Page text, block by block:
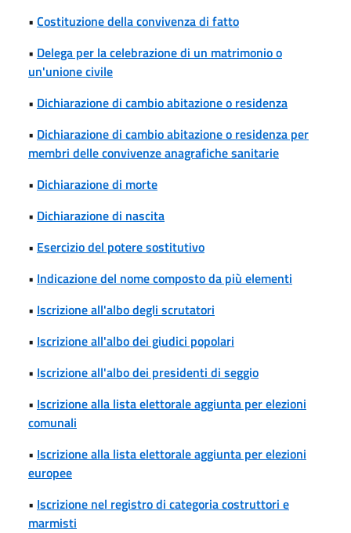
• Costituzione della convivenza di fatto
• Delega per la celebrazione di un matrimonio o
un'unione civile
• Dichiarazione di cambio abitazione o residenza
• Dichiarazione di cambio abitazione o residenza per
membri delle convivenze anagrafiche sanitarie
• Dichiarazione di morte
• Dichiarazione di nascita
• Esercizio del potere sostitutivo
• Indicazione del nome composto da più elementi
• Iscrizione all'albo degli scrutatori
• Iscrizione all'albo dei giudici popolari
• Iscrizione all'albo dei presidenti di seggio
• Iscrizione alla lista elettorale aggiunta per elezioni
comunali
• Iscrizione alla lista elettorale aggiunta per elezioni
europee
• Iscrizione nel registro di categoria costruttori e
marmisti